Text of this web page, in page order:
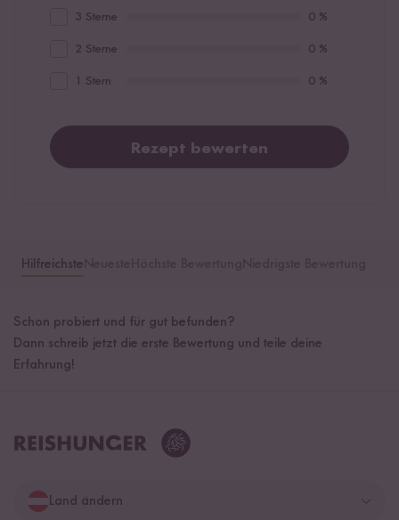
3 Sterne 0 %
2 Sterne 0 %
1 Stern 0 %
Rezept bewerten
Hilfreichste
Schon probiert und für gut befunden?
Dann schreib jetzt die erste Bewertung und teile deine
Erfahrung!
Land ändern